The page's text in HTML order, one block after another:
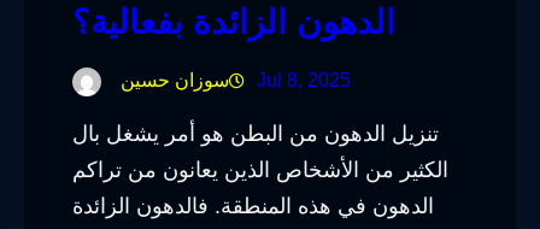
الدهون الزائدة بفعالية؟
سوزان حسين Jul 8, 2025
تنزيل الدهون من البطن هو أمر يشغل بال
الكثير من الأشخاص الذين يعانون من تراكم
الدهون في هذه المنطقة. فالدهون الزائدة